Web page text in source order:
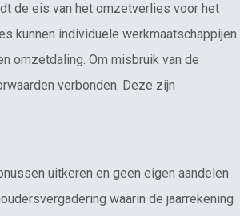
de eis van het omzetverlies voor het
kunnen individuele werkmaatschappijen
omzetdaling. Om misbruik van de
verbonden. Deze zijn
uitkeren en geen eigen aandelen
waarin de jaarrekening